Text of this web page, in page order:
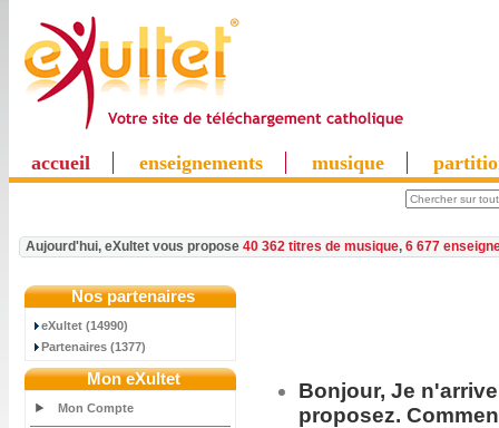
accueil enseignements musique
Aujourd'hui, eXultet vous propose 40 362 titres de musique, 6 677
Nos partenaires
eXultet (14990)
Partenaires (1377)
Mon eXultet
Mon Compte
Bonjour, Je
proposez.